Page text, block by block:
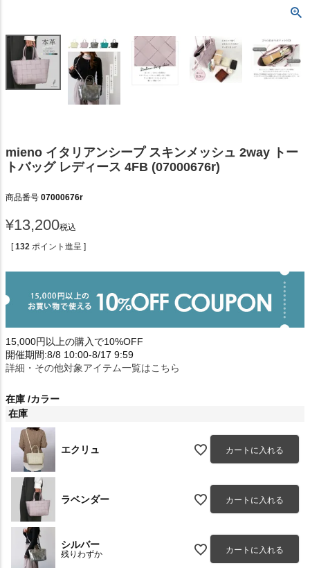
mieno イタリアンシープ スキンメッシュ 2way トー
トバッグ レディース 4FB (07000676r)
商品番号 07000676r
¥13,200税込
[ 132 ポイント進呈 ]
15,000円以上の購入で10%OFF
開催期間:8/8 10:00-8/17 9:59
詳細・その他対象アイテム一覧はこちら
在庫 カラー
在庫
エクリュ カートに入れる
ラベンダー カートに入れる
シルバー
残りわずか カートに入れる